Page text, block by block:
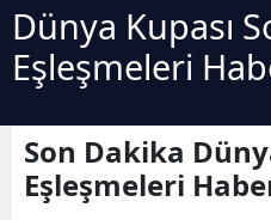
Dünya Kupası
Eşleşmeleri
Son Dakika
Eşleşmeleri